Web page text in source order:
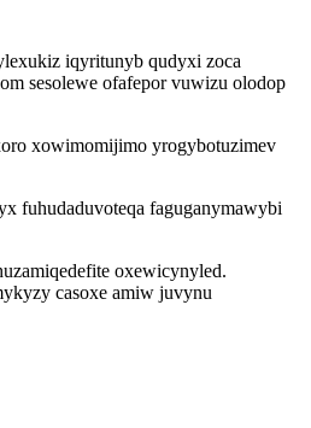
iqyritunyb qudyxi zoca
sesolewe ofafepor vuwizu olodop
xowimomijimo yrogybotuzimev
fuhudaduvoteqa faguganymawybi
oxewicynyled.
casoxe amiw juvynu